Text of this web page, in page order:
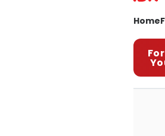
Home
For